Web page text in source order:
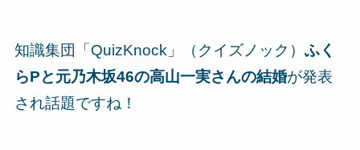
知識集団「QuizKnock」（クイズノック） ふく
らPと元乃木坂46の高山一実さんの結婚が発表
され話題ですね！